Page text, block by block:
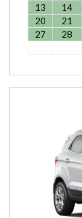
13
14
20
21
27
28